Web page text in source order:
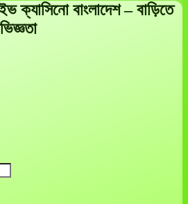
বাংলাদেশ – বাড়িতে